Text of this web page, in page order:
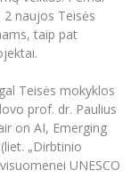
naujos Teisės
taip pat
Teisės mokyklos
prof. dr. Paulius
on AI, Emerging
„Dirbtinio
UNESCO